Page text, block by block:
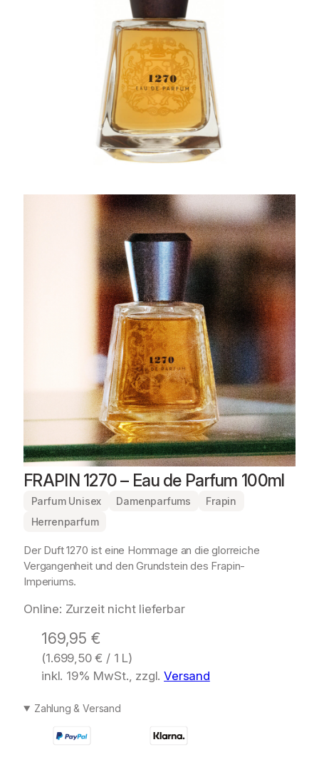
FRAPIN 1270 – Eau de Parfum 100ml
Parfum Unisex Damenparfums
Frapin
Herrenparfum
Der Duft 1270 ist eine Hommage an die glorreiche
Vergangenheit und den Grundstein des Frapin-
Imperiums.
Online: Zurzeit nicht lieferbar
169,95 €
(1.699,50€ / 1 L)
inkl. 19% MwSt., zzgl.Versand
Zahlung & Versand